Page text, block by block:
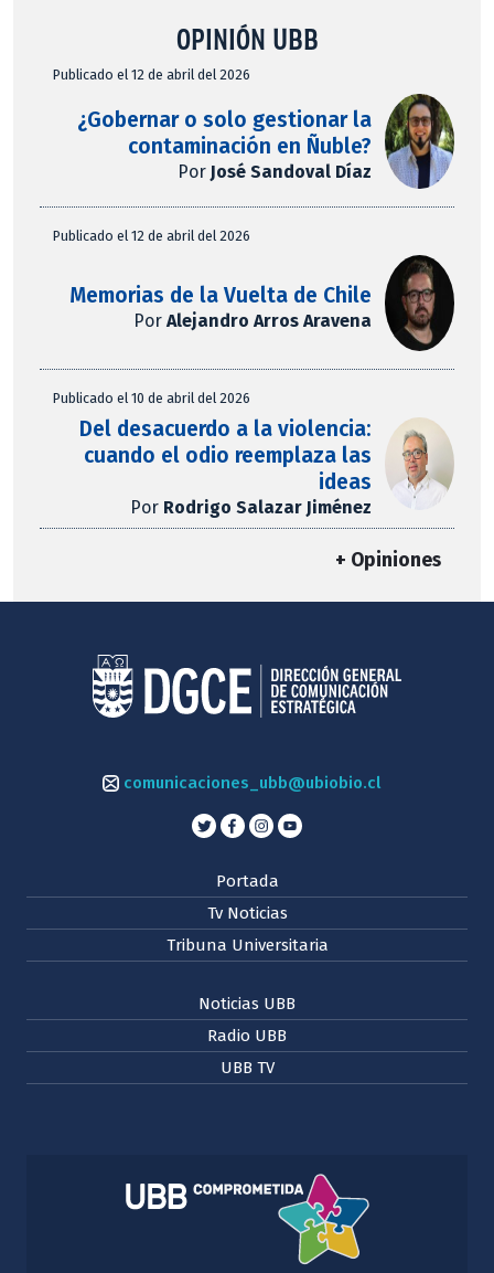
OPINIÓN UBB
Publicado el 12 de abril del 2026
¿Gobernar o solo gestionar la
contaminación en Ñuble?
Por José Sandoval Díaz
Publicado el 12 de abril del 2026
Memorias de la Vuelta de Chile
PorAlejandro Arros Aravena
Publicado el 10 de abril del 2026
Del desacuerdo a la violencia:
cuando el odio reemplaza las
ideas
Por Rodrigo Salazar Jiménez
+ Opiniones
comunicaciones_ubb@ubiobio.cl
Portada
Tv Noticias
Tribuna Universitaria
Noticias UBB
Radio UBB
UBB TV